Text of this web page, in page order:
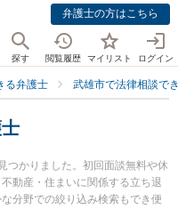
弁護士の方はこちら
探す 閲覧履歴 マイリスト ログイン
る弁護士 武雄市で法律相談で
つかりました。初回面談無料や休
動産・住まいに関係する立ち退
分野での絞り込み検索もでき便